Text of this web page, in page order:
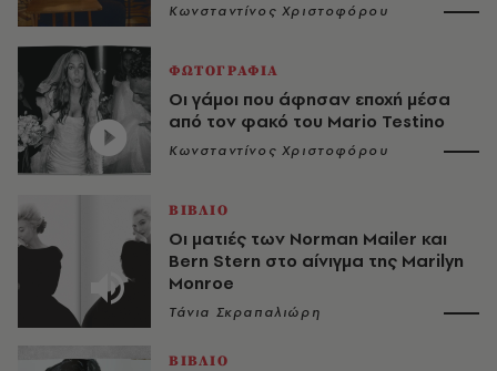
Κωνσταντίνος Χριστοφόρου
ΦΩΤΟΓΡΑΦΙΑ
Οι γάμοι που άφησαν εποχή μέσα
από τον φακό του Mario Testino
Κωνσταντίνος Χριστοφόρου
ΒΙΒΛΙΟ
Οι ματιές των Norman Mailer και
Bern Stern στο αίνιγμα της Marilyn
Monroe
Τάνια Σκραπαλιώρη
ΒΙΒΛΙΟ